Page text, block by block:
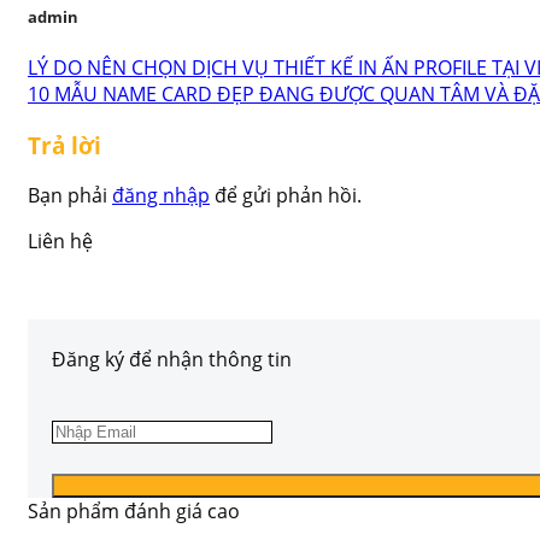
admin
LÝ DO NÊN CHỌN DỊCH VỤ THIẾT KẾ IN ẤN PROFILE TẠI
10 MẪU NAME CARD ĐẸP ĐANG ĐƯỢC QUAN TÂM VÀ
Trả lời
Bạn phải đăng nhập để gửi phản hồi.
Liên hệ
Đăng ký để nhận thông tin
Sản phẩm đánh giá cao